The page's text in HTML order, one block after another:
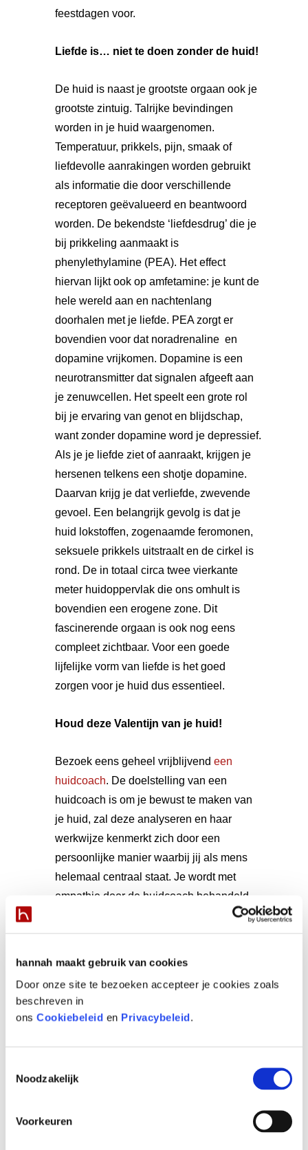
hannah maakt gebruik van cookies
Door onze site te bezoeken accepteer je cookies zoals
beschreven in
ons Cookiebeleid en Privacybeleid.
Noodzakelijk
Voorkeuren
feestdagen voor.
Liefde is… niet te doen zonder de huid!
De huid is naast je grootste orgaan ook je
grootste zintuig. Talrijke bevindingen
worden in je huid waargenomen.
Temperatuur, prikkels, pijn, smaak of
liefdevolle aanrakingen worden gebruikt
als informatie die door verschillende
receptoren geëvalueerd en beantwoord
worden. De bekendste ‘liefdesdrug’ die je
bij prikkeling aanmaakt is
phenylethylamine (PEA). Het effect
hiervan lijkt ook op amfetamine: je kunt de
hele wereld aan en nachtenlang
doorhalen met je liefde. PEA zorgt er
bovendien voor dat noradrenaline en
dopamine vrijkomen. Dopamine is een
neurotransmitter dat signalen afgeeft aan
je zenuwcellen. Het speelt een grote rol
bij je ervaring van genot en blijdschap,
want zonder dopamine word je depressief.
Als je je liefde ziet of aanraakt, krijgen je
hersenen telkens een shotje dopamine.
Daarvan krijg je dat verliefde, zwevende
gevoel. Een belangrijk gevolg is dat je
huid lokstoffen, zogenaamde feromonen,
seksuele prikkels uitstraalt en de cirkel is
rond. De in totaal circa twee vierkante
meter huidoppervlak die ons omhult is
bovendien een erogene zone. Dit
fascinerende orgaan is ook nog eens
compleet zichtbaar. Voor een goede
lijfelijke vorm van liefde is het goed
zorgen voor je huid dus essentieel.
Houd deze Valentijn van je huid!
Bezoek eens geheel vrijblijvendeen
huidcoach. De doelstelling van een
huidcoach is om je bewust te maken van
je huid, zal deze analyseren en haar
werkwijze kenmerkt zich door een
persoonlijke manier waarbij jij als mens
helemaal centraal staat. Je wordt met
empathie door de huidcoach behandeld.
Producten worden speciaal op je huid
essentieel onderdeel om je huid te
verbeteren. De huidcoach begeleidt, maar
nemen. Dus ga op Valentijnsmorgen voor
dag!